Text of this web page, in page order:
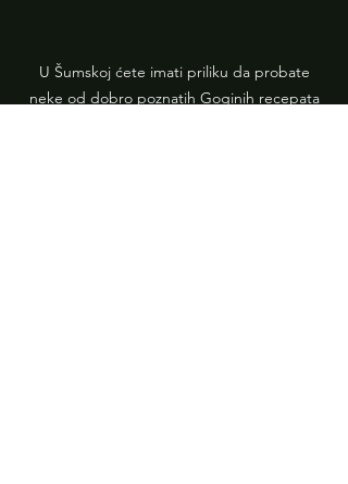
U Šumskoj ćete imati priliku da probate
neke od dobro poznatih Goginih recepata